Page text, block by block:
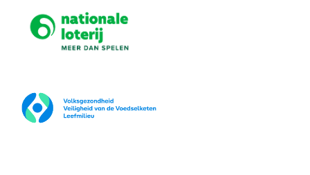
Nationale loterij